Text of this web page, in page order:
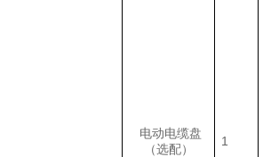
电动电缆盘
（选配）
1